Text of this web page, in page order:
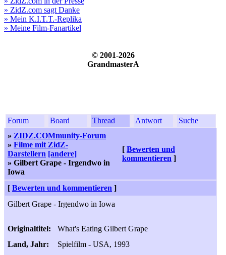
» ZidZ.com sagt Danke
» Mein K.I.T.T.-Replika
» Meine Film-Fanartikel
© 2001-2026
GrandmasterA
Forum Board Thread Antwort
Suche
» ZIDZ.COMmunity-Forum
» Filme mit ZidZ-
Darstellern [andere]
» Gilbert Grape - Irgendwo in
Iowa
[ Bewerten und
kommentieren ]
[ Bewerten und kommentieren ]
Gilbert Grape - Irgendwo in Iowa
Originaltitel:
What's Eating Gilbert Grape
Land, Jahr:
Spielfilm - USA, 1993